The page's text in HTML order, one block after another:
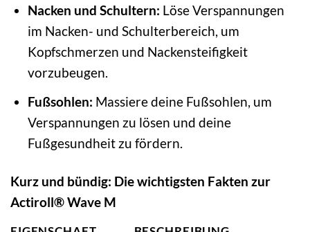
Nacken und Schultern: Löse Verspannungen
im Nacken- und Schulterbereich, um
Kopfschmerzen und Nackensteifigkeit
vorzubeugen.
Fußsohlen: Massiere deine Fußsohlen, um
Verspannungen zu lösen und deine
Fußgesundheit zu fördern.
Kurz und bündig: Die wichtigsten Fakten zur
Actiroll® Wave M